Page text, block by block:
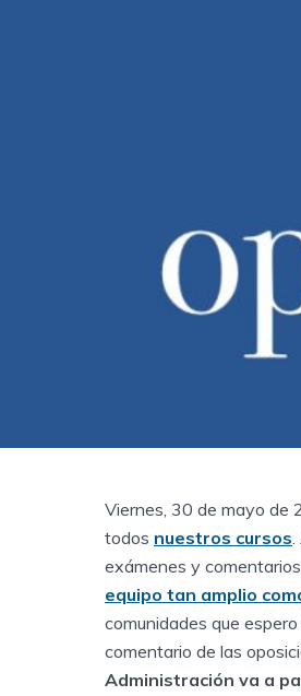
Viernes, 30 de mayo de
todos nuestros cursos.
exámenes y
equipo tan amplio
comunidades que
comentario de las
Administración va a